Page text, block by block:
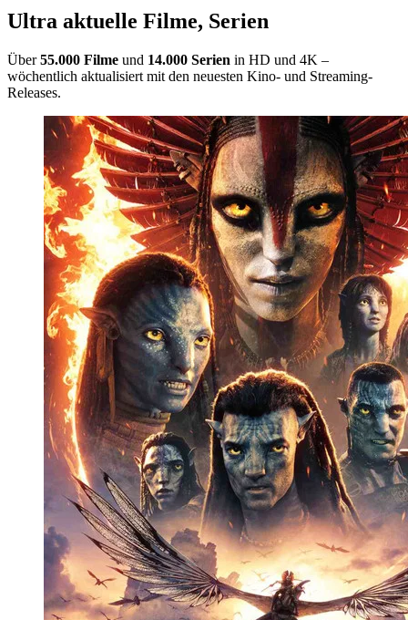
Ultra aktuelle Filme, Serien
Über55.000 Filme und 14.000 Serien in HD und 4K –
wöchentlich aktualisiert mit den neuesten Kino- und Streaming-
Releases.